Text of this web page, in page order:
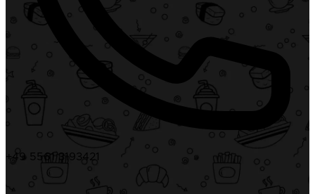
+49 5561 3193421